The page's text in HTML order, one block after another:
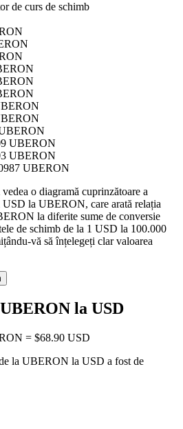
de curs de schimb
UBERON
UBERON
UBERON
o diagramă cuprinzătoare a
USD la UBERON, care arată relația
la diferite sume de conversie
de schimb de la 1 USD la 100.000
vă să înțelegeți clar valoarea
la USD
= $68.90 USD
la UBERON la USD a fost de